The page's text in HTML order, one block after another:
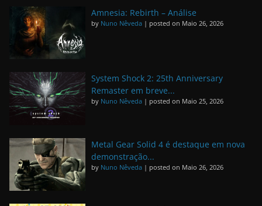
Amnesia: Rebirth – Análise
by Nuno Nêveda | posted on Maio 26, 2026
System Shock 2: 25th Anniversary
Remaster em breve...
by Nuno Nêveda | posted on Maio 25, 2026
Metal Gear Solid 4 é destaque em nova
demonstração...
by Nuno Nêveda | posted on Maio 26, 2026